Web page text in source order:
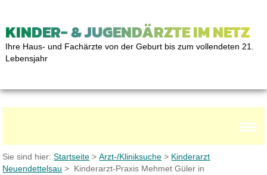
KINDER- & JUGENDÄRZTE IM NETZ
Ihre Haus- und Fachärzte von der Geburt bis zum vollendeten 21.
Lebensjahr
Sie sind hier:Startseite >Arzt-/Kliniksuche > Kinderarzt
Neuendettelsau > Kinderarzt-Praxis Mehmet Güler in